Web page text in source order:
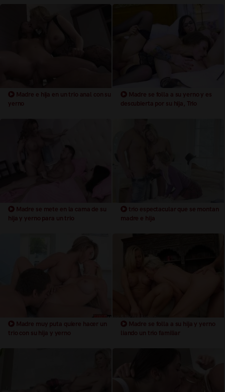
Madre e hija en un trio anal con su
yerno
Madre se folla a su yerno y es
descubierta por su hija, Trio
Madre se mete en la cama de su
hija y yerno para un trio
trio espectacular que se montan
madre e hija
Madre muy puta quiere hacer un
trio con su hija y yerno
Madre se folla a su hija y yerno
liando un trio familiar